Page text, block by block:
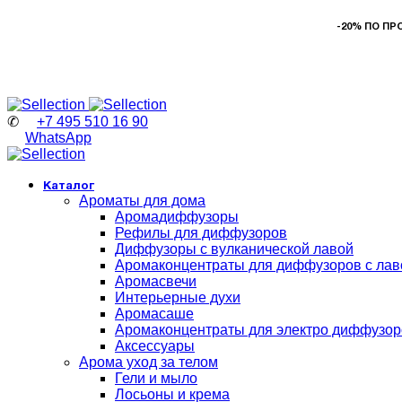
-20% ПО
✆ +7 495 510 16 90
WhatsApp
Каталог
Ароматы для дома
Аромадиффузоры
Рефилы для диффузоров
Диффузоры с вулканической лавой
Аромаконцентраты для диффузоров с
Аромасвечи
Интерьерные духи
Аромасаше
Аромаконцентраты для электро
Аксессуары
Арома уход за телом
Гели и мыло
Лосьоны и крема